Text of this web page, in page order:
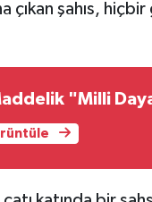
çıkan şahıs,
"Milli